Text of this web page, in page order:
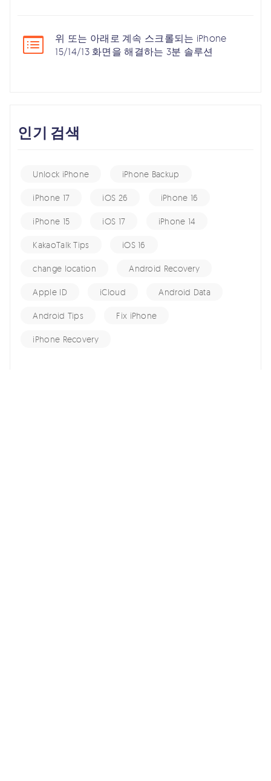
위 또는 아래로 계속 스크롤되는 iPhone
15/14/13 화면을 해결하는 3분 솔루션
인기 검색
Unlock iPhone iPhone Backup
iPhone 17 iOS 26 iPhone 16
iPhone 15 iOS 17 iPhone 14
KakaoTalk Tips iOS 16
change location Android Recovery
Apple ID iCloud Android Data
Android Tips Fix iPhone
iPhone Recovery